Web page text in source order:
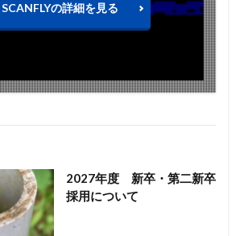
SCANFLYの詳細を見る
2027年度 新卒・第二新卒
採用について